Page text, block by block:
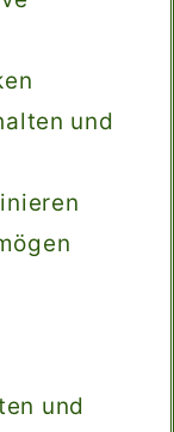
und
und